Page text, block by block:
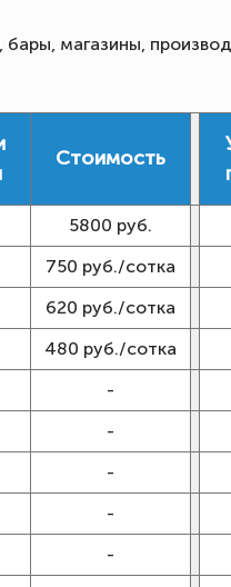
магазины,
Стоимость
5800 руб.
750 руб./сотка
620 руб./сотка
480 руб./сотка
-
-
-
-
-